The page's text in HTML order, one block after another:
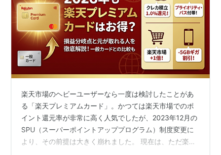
楽天市場のヘビーユーザーなら一度は検討したことがあ
る「楽天プレミアムカード」。かつては楽天市場でのポ
イント還元率が非常に高く人気でしたが、2023年12月の
SPU（スーパーポイントアッププログラム）制度変更に
より、その前提は大きく崩れました。 現在は、ただ楽天